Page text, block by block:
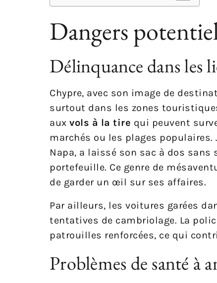
Dangers
Délinquance dans les
Chypre, avec son image de
surtout dans les zones
aux vols à la tire qui peuvent
marchés ou les plages populaires.
Napa, a laissé son sac à dos
portefeuille. Ce genre de
de garder un œil sur ses affaires.
Par ailleurs, les voitures garées
tentatives de cambriolage. La
patrouilles renforcées, ce qui
Problèmes de santé à